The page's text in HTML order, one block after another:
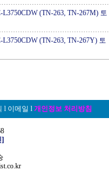
(TN-263, TN-267M) 토
(TN-263, TN-267Y) 토
l 이메일 l 개인정보 처리방침